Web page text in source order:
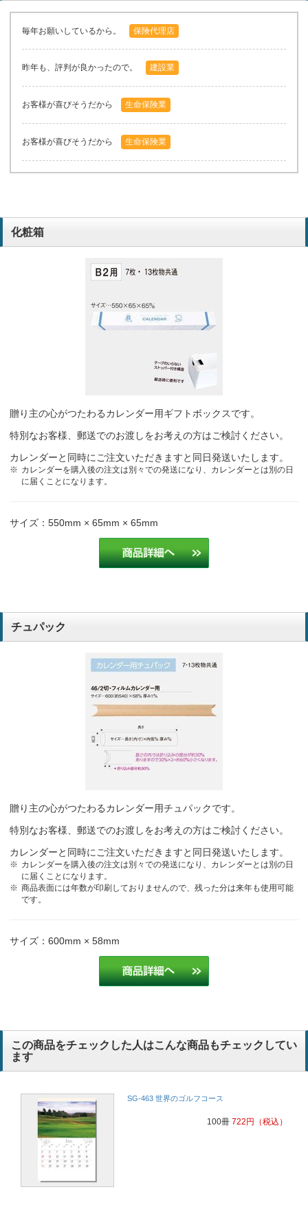
毎年お願いしているから。 保険代理店
昨年も、評判が良かったので。 建設業
お客様が喜びそうだから 生命保険業
お客様が喜びそうだから 生命保険業
化粧箱
贈り主の心がつたわるカレンダー用ギフトボックスです。
特別なお客様、郵送でのお渡しをお考えの方はご検討ください。
カレンダーと同時にご注文いただきますと同日発送いたします。
カレンダーを購入後の注文は別々での発送になり、カレンダーとは別の日
に届くことになります。
サイズ：550mm × 65mm × 65mm
チュパック
贈り主の心がつたわるカレンダー用チュパックです。
特別なお客様、郵送でのお渡しをお考えの方はご検討ください。
カレンダーと同時にご注文いただきますと同日発送いたします。
カレンダーを購入後の注文は別々での発送になり、カレンダーとは別の日
に届くことになります。
商品表面には年数が印刷しておりませんので、残った分は来年も使用可能
です。
サイズ：600mm × 58mm
この商品をチェックした人はこんな商品もチェックしてい
ます
SG-463 世界のゴルフコース
100冊 722円 （税込）